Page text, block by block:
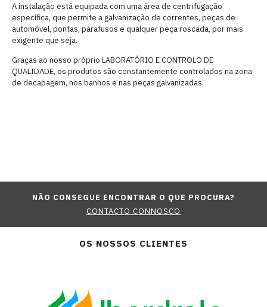
A instalação está equipada com uma área de centrifugação
específica, que permite a galvanização de correntes, peças de
automóvel, pontas, parafusos e qualquer peça roscada, por mais
exigente que seja.
Graças ao nosso próprio LABORATÓRIO E CONTROLO DE
QUALIDADE, os produtos são constantemente controlados na zona
de decapagem, nos banhos e nas peças galvanizadas.
NÃO CONSEGUE ENCONTRAR O QUE PROCURA?
CONTACTO CONNOSCO
OS NOSSOS CLIENTES